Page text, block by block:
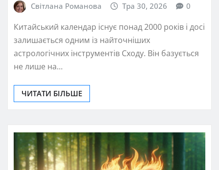
Світлана Романова Тра 30, 2026 0
Китайський календар існує понад 2000 років і досі
залишається одним із найточніших
астрологічних інструментів Сходу. Він базується
не лише на…
ЧИТАТИ БІЛЬШЕ